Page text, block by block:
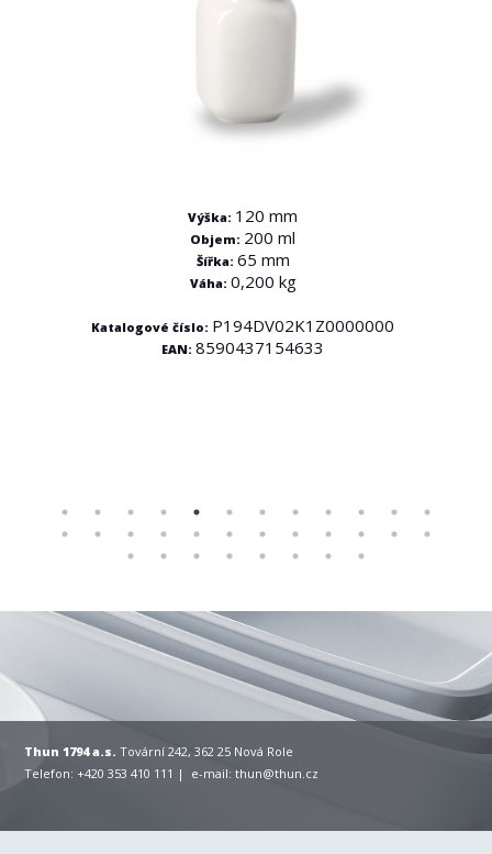
Výška: 120 mm
Objem: 200 ml
Šířka: 65 mm
Váha: 0,200 kg
Katalogové číslo: P194DV02K1Z0000000
EAN:8590437154633
Thun 1794 a.s. Tovární 242, 362 25 Nová Role
Telefon: +420 353 410 111 | e-mail:thun@thun.cz